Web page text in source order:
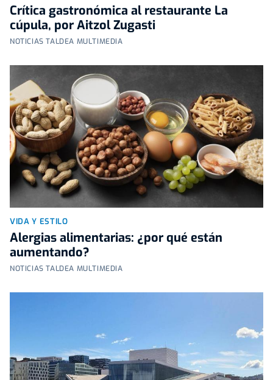
Crítica gastronómica al restaurante La
cúpula, por Aitzol Zugasti
NOTICIAS TALDEA MULTIMEDIA
VIDA Y ESTILO
Alergias alimentarias: ¿por qué están
aumentando?
NOTICIAS TALDEA MULTIMEDIA